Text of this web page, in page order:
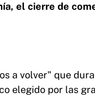
el cierre de
a volver" que
elegido por las